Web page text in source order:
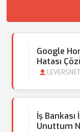
Google
Hatası
LEVERSNET
İş Bankası
Unuttum